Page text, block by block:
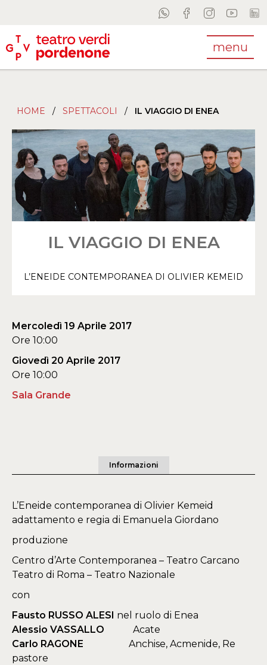
menu
HOME / SPETTACOLI / IL VIAGGIO DI ENEA
IL VIAGGIO DI ENEA
L’ENEIDE CONTEMPORANEA DI OLIVIER KEMEID
Mercoledì 19 Aprile 2017
Ore 10:00
Giovedì 20 Aprile 2017
Ore 10:00
Sala Grande
Informazioni
L’Eneide contemporanea di Olivier Kemeid
adattamento e regia di Emanuela Giordano
produzione
Centro d’Arte Contemporanea – Teatro Carcano
​Teatro di Roma – Teatro Nazionale
con
Fausto RUSSO ALESI nel ruolo di Enea
Alessio VASSALLO Acate
Carlo RAGONE Anchise, Acmenide, Re
pastore